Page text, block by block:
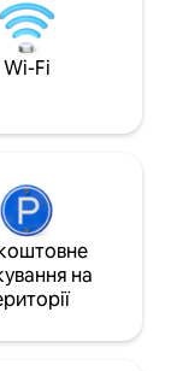
цим дивним
кількістю зрілих
на веранді.
Wi-Fi
на